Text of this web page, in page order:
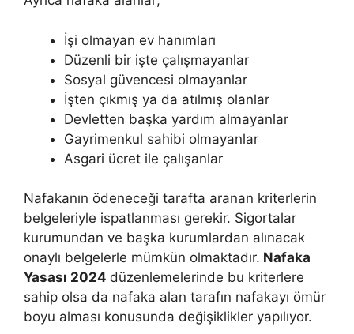
İşi olmayan ev hanımları
Düzenli bir işte çalışmayanlar
Sosyal güvencesi olmayanlar
İşten çıkmış ya da atılmış olanlar
Devletten başka yardım almayanlar
Gayrimenkul sahibi olmayanlar
Asgari ücret ile çalışanlar
Nafakanın ödeneceği tarafta aranan kriterlerin
belgeleriyle ispatlanması gerekir. Sigortalar
kurumundan ve başka kurumlardan alınacak
onaylı belgelerle mümkün olmaktadır. Nafaka
Yasası 2024 düzenlemelerinde bu kriterlere
sahip olsa da nafaka alan tarafın nafakayı ömür
boyu alması konusunda değişiklikler yapılıyor.